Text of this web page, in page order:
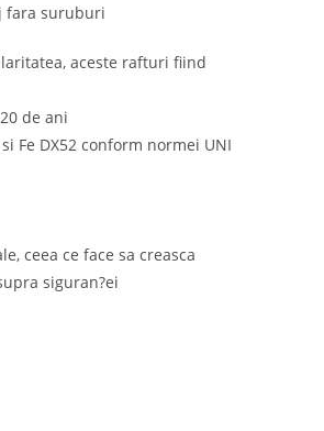
fara suruburi
aceste rafturi fiind
de ani
Fe DX52 conform normei UNI
ceea ce face sa creasca
siguran?ei